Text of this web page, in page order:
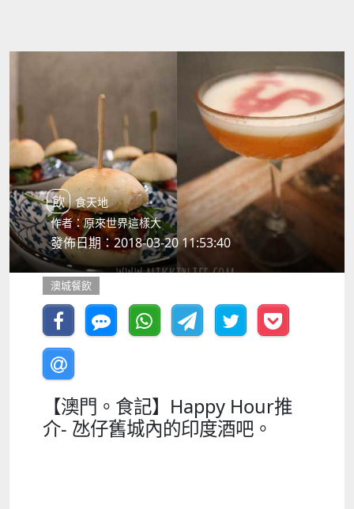
飲食天地
作者：原來世界這樣大
發佈日期：2018-03-20 11:53:40
澳城餐飲
【澳門。食記】Happy Hour推
介- 氹仔舊城內的印度酒吧。